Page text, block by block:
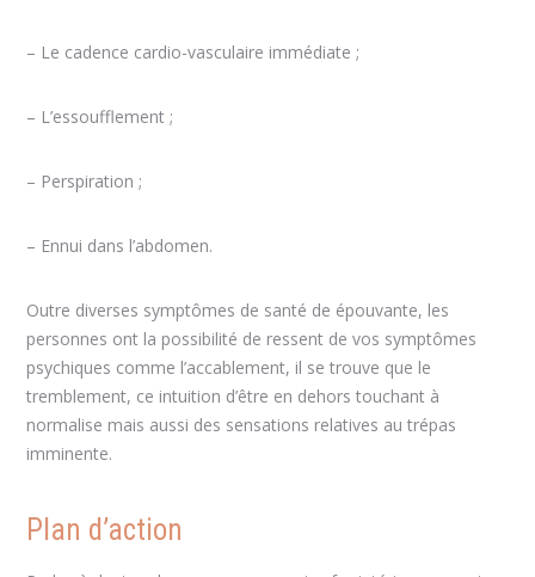
– Le cadence cardio-vasculaire immédiate ;
– L’essoufflement ;
– Perspiration ;
– Ennui dans l’abdomen.
Outre diverses symptômes de santé de épouvante, les
personnes ont la possibilité de ressent de vos symptômes
psychiques comme l’accablement, il se trouve que le
tremblement, ce intuition d’être en dehors touchant à
normalise mais aussi des sensations relatives au trépas
imminente.
Plan d’action